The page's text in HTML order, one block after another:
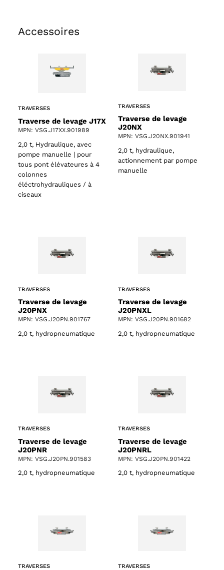
Accessoires
TRAVERSES
Traverse de levage J17X
MPN: VSG.J17XX.901989
2,0 t, Hydraulique, avec
pompe manuelle | pour
tous pont élévateures à 4
colonnes
éléctrohydrauliques / à
ciseaux
TRAVERSES
Traverse de levage
J20NX
MPN: VSG.J20NX.901941
2,0 t, hydraulique,
actionnement par pompe
manuelle
TRAVERSES
Traverse de levage
J20PNX
MPN: VSG.J20PN.901767
2,0 t, hydropneumatique
TRAVERSES
Traverse de levage
J20PNXL
MPN: VSG.J20PN.901682
2,0 t, hydropneumatique
TRAVERSES
Traverse de levage
J20PNR
MPN: VSG.J20PN.901583
2,0 t, hydropneumatique
TRAVERSES
Traverse de levage
J20PNRL
MPN: VSG.J20PN.901422
2,0 t, hydropneumatique
TRAVERSES TRAVERSES